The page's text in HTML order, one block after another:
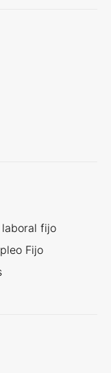
laboral fijo
Fijo